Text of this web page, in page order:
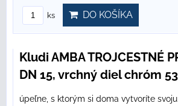
ks DO KOŠÍKA
Kludi AMBA TROJCESTNÉ
DN 15, vrchný diel chróm
úpeľne, s ktorým si doma vytvoríte